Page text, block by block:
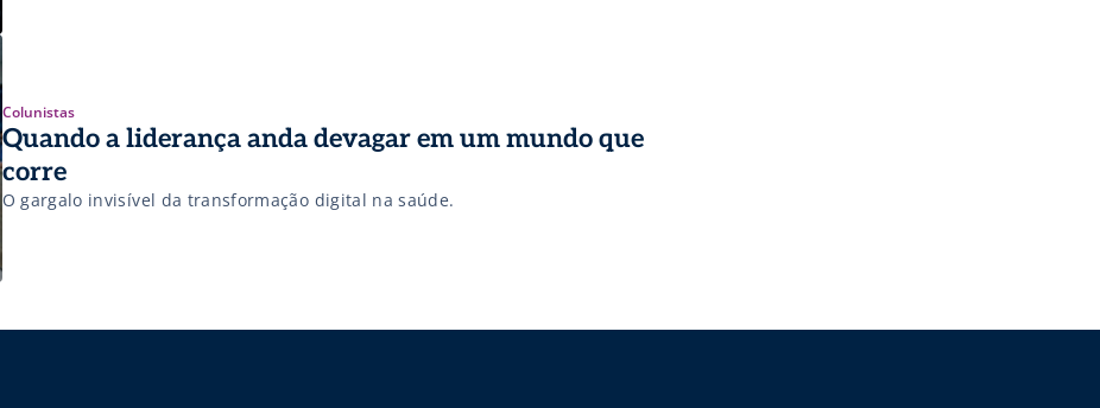
Colunistas
Quando a liderança anda devagar em um mundo que
corre
O gargalo invisível da transformação digital na saúde.